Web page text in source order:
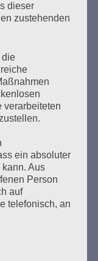
17 Weiter
ganz
und
und Freiheit
Verderb
dieser
zustehenden
die
verarbeiteten
ein absoluter
Aus
Person
auf
telefonisch, an